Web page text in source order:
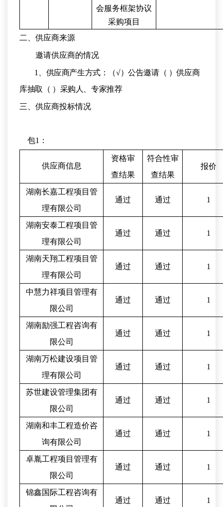
会服务框架协议
采购项目
二、供应商来源
邀请供应商的情况
1、供应商产生方式：（√）公告邀请（ ）供应商
库抽取（ ）采购人、专家推荐
三、供应商投标情况
包1：
供应商信息
资格审
查结果
符合性审
查结果
报价
湖南长嘉工程项目管
理有限公司
通过 通过 1
湖南安泰工程项目管
理有限公司
通过 通过 1
湖南天翔工程项目管
理有限公司
通过 通过 1
中慧力祥项目管理有
限公司
通过 通过 1
湖南励强工程咨询有
限公司
通过 通过 1
湖南万松建设项目管
理有限公司
通过 通过 1
苏世建设管理集团有
限公司
通过 通过 1
湖南和丰工程造价咨
询有限公司
通过 通过 1
卓胤工程项目管理有
限公司
通过 通过 1
锦鑫国际工程咨询有
通过 通过 1